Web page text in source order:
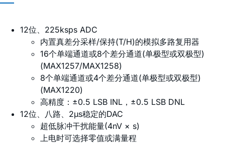
12位、225ksps ADC
内置真差分采样/保持(T/H)的模拟多路复用器
16个单端通道或8个差分通道(单极型或双极型)
(MAX1257/MAX1258)
8个单端通道或4个差分通道(单极型或双极型)
(MAX1220)
高精度：±0.5 LSB INL，±0.5 LSB DNL
12位、八路、2µs稳定的DAC
超低脉冲干扰能量(4nV × s)
上电时可选择零值或满量程